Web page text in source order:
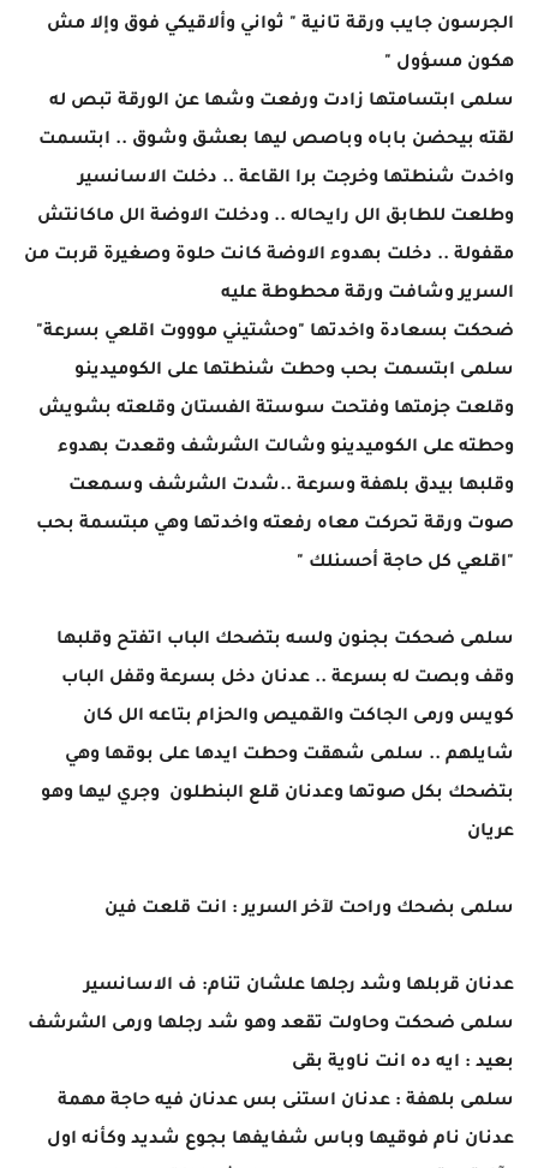
الجرسون جايب ورقة تانية " ثواني وألاقيكي فوق وإلا مش
هكون مسؤول "
سلمى ابتسامتها زادت ورفعت وشها عن الورقة تبص له
لقته بيحضن باباه وباصص ليها بعشق وشوق .. ابتسمت
واخدت شنطتها وخرجت برا القاعة .. دخلت الاسانسير
وطلعت للطابق الل رايحاله .. ودخلت الاوضة الل ماكانتش
مقفولة .. دخلت بهدوء الاوضة كانت حلوة وصغيرة قربت من
السرير وشافت ورقة محطوطة عليه
ضحكت بسعادة واخدتها "وحشتيني موووت اقلعي بسرعة"
سلمى ابتسمت بحب وحطت شنطتها على الكوميدينو
وقلعت جزمتها وفتحت سوستة الفستان وقلعته بشويش
وحطته على الكوميدينو وشالت الشرشف وقعدت بهدوء
وقلبها بيدق بلهفة وسرعة ..شدت الشرشف وسمعت
صوت ورقة تحركت معاه رفعته واخدتها وهي مبتسمة بحب
"اقلعي كل حاجة أحسنلك "
سلمى ضحكت بجنون ولسه بتضحك الباب اتفتح وقلبها
وقف وبصت له بسرعة .. عدنان دخل بسرعة وقفل الباب
كويس ورمى الجاكت والقميص والحزام بتاعه الل كان
شايلهم .. سلمى شهقت وحطت ايدها على بوقها وهي
بتضحك بكل صوتها وعدنان قلع البنطلون وجري ليها وهو
عريان
سلمى بضحك وراحت لآخر السرير : انت قلعت فين
عدنان قربلها وشد رجلها علشان تنام: ف الاسانسير
سلمى ضحكت وحاولت تقعد وهو شد رجلها ورمى الشرشف
بعيد : ايه ده انت ناوية بقى
سلمى بلهفة : عدنان استنى بس عدنان فيه حاجة مهمة
عدنان نام فوقيها وباس شفايفها بجوع شديد وكأنه اول